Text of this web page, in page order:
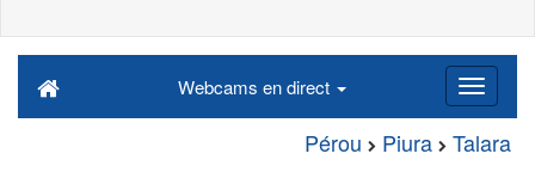
Webcams en direct
Pérou Piura Talara